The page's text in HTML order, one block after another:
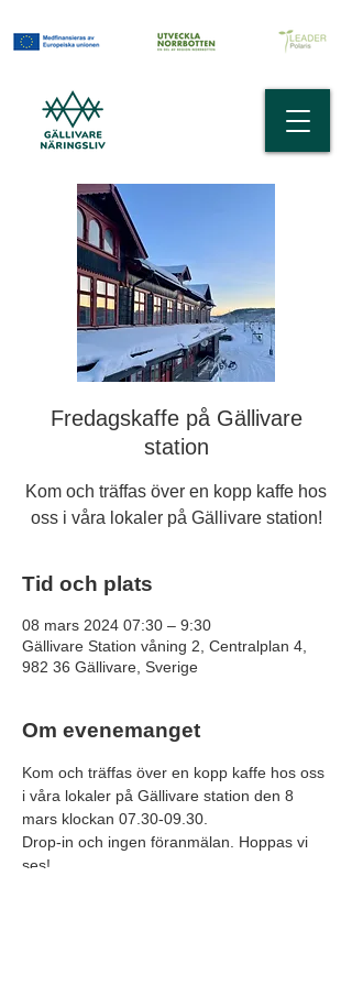
Fredagskaffe på Gällivare
station
Kom och träffas över en kopp kaffe hos
oss i våra lokaler på Gällivare station!
Tid och plats
08 mars 2024 07:30 – 9:30
Gällivare Station våning 2, Centralplan 4,
982 36 Gällivare, Sverige
Om evenemanget
Kom och träffas över en kopp kaffe hos oss
i våra lokaler på Gällivare station den 8
mars klockan 07.30-09.30.
Drop-in och ingen föranmälan. Hoppas vi
ses!